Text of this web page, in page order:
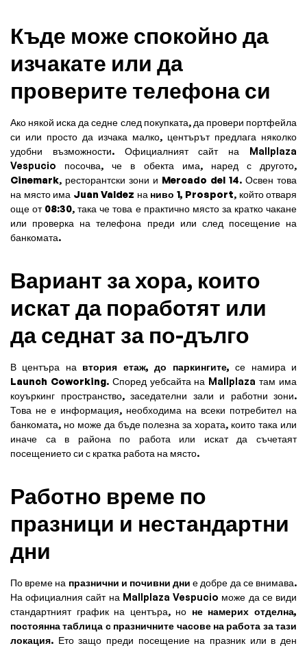
Къде може спокойно да
изчакате или да
проверите телефона си
Ако някой иска да седне след покупката, да провери портфейла
си или просто да изчака малко, центърът предлага няколко
удобни възможности. Официалният сайт на Mallplaza
Vespucio посочва, че в обекта има, наред с другото,
Cinemark, ресторантски зони и Mercado del 14. Освен това
на място има Juan Valdez на ниво 1, Prosport, който отваря
още от 08:30, така че това е практично място за кратко чакане
или проверка на телефона преди или след посещение на
банкомата.
Вариант за хора, които
искат да поработят или
да седнат за по-дълго
В центъра на втория етаж, до паркингите, се намира и
Launch Coworking. Според уебсайта на Mallplaza там има
коуъркинг пространство, заседателни зали и работни зони.
Това не е информация, необходима на всеки потребител на
банкомата, но може да бъде полезна за хората, които така или
иначе са в района по работа или искат да съчетаят
посещението си с кратка работа на място.
Работно време по
празници и нестандартни
дни
По време на празнични и почивни дни е добре да се внимава.
На официалния сайт на Mallplaza Vespucio може да се види
стандартният график на центъра, но не намерих отделна,
постоянна таблица с празничните часове на работа за тази
локация. Ето защо преди посещение на празник или в ден